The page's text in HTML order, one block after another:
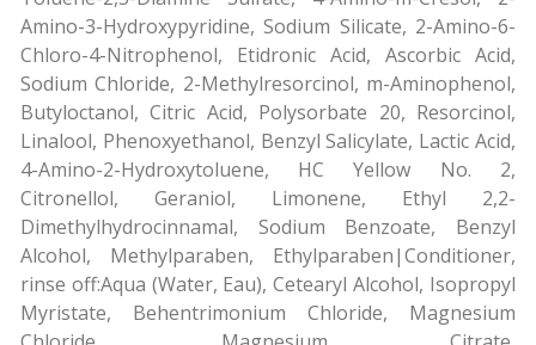
Amino-3-Hydroxypyridine, Sodium Silicate, 2-Amino-6-
Chloro-4-Nitrophenol, Etidronic Acid, Ascorbic Acid,
Sodium Chloride, 2-Methylresorcinol, m-Aminophenol,
Butyloctanol, Citric Acid, Polysorbate 20, Resorcinol,
Linalool, Phenoxyethanol, Benzyl Salicylate, Lactic Acid,
4-Amino-2-Hydroxytoluene, HC Yellow No. 2,
Citronellol, Geraniol, Limonene, Ethyl 2,2-
Dimethylhydrocinnamal, Sodium Benzoate, Benzyl
Alcohol, Methylparaben, Ethylparaben|Conditioner,
rinse off:Aqua (Water, Eau), Cetearyl Alcohol, Isopropyl
Myristate, Behentrimonium Chloride, Magnesium